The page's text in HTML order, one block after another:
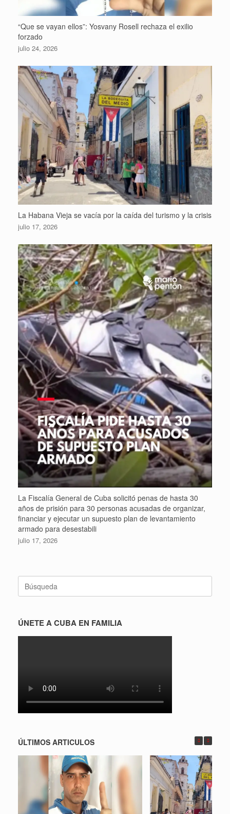
“Que se vayan ellos”: Yosvany Rosell rechaza el exilio
forzado
julio 24, 2026
La Habana Vieja se vacía por la caída del turismo y la crisis
julio 17, 2026
La Fiscalía General de Cuba solicitó penas de hasta 30
años de prisión para 30 personas acusadas de organizar,
financiar y ejecutar un supuesto plan de levantamiento
armado para desestabili
julio 17, 2026
Buscar:
ÚNETE A CUBA EN FAMILIA
ÚLTIMOS ARTICULOS